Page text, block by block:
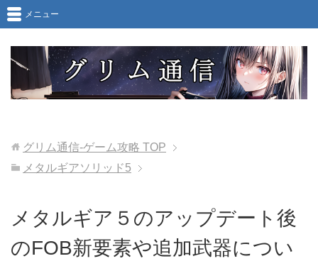
メニュー
グリム通信-ゲーム攻略 TOP
メタルギアソリッド5
メタルギア５のアップデート後
のFOB新要素や追加武器につい